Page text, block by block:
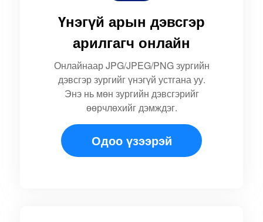
Үнэгүй арын дэвсгэр
арилгагч онлайн
Онлайнаар JPG/JPEG/PNG зургийн
дэвсгэр зургийг үнэгүй устгана уу.
Энэ нь мөн зургийн дэвсгэрийг
өөрчлөхийг дэмждэг.
Одоо үзээрэй